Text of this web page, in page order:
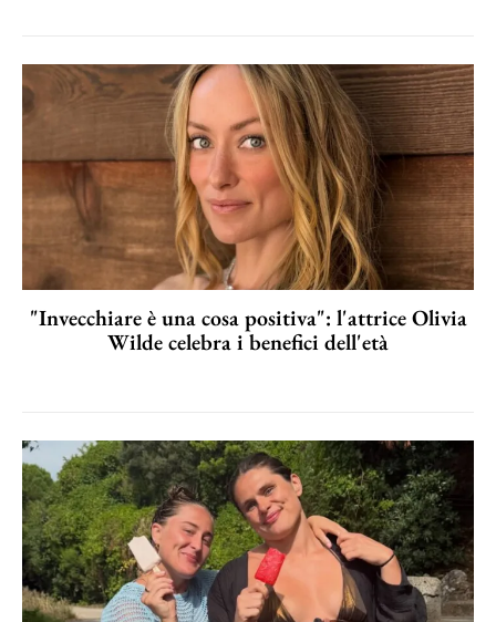
"Invecchiare è una cosa positiva": l'attrice Olivia
Wilde celebra i benefici dell'età